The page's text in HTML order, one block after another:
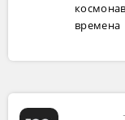
времена